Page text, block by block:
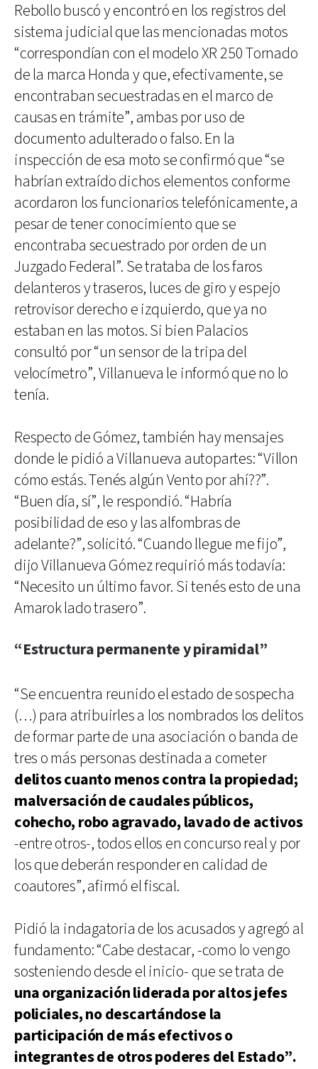
Rebollo buscó y encontró en los registros del
sistema judicial que las mencionadas motos
“correspondían con el modelo XR 250 Tornado
de la marca Honda y que, efectivamente, se
encontraban secuestradas en el marco de
causas en trámite”, ambas por uso de
documento adulterado o falso. En la
inspección de esa moto se confirmó que “se
habrían extraído dichos elementos conforme
acordaron los funcionarios telefónicamente, a
pesar de tener conocimiento que se
encontraba secuestrado por orden de un
Juzgado Federal”. Se trataba de los faros
delanteros y traseros, luces de giro y espejo
retrovisor derecho e izquierdo, que ya no
estaban en las motos. Si bien Palacios
consultó por “un sensor de la tripa del
velocímetro”, Villanueva le informó que no lo
tenía.
Respecto de Gómez, también hay mensajes
donde le pidió a Villanueva autopartes: “Villon
cómo estás. Tenés algún Vento por ahí??”.
“Buen día, sí”, le respondió. “Habría
posibilidad de eso y las alfombras de
adelante?”, solicitó. “Cuando llegue me fijo”,
dijo Villanueva Gómez requirió más todavía:
“Necesito un último favor. Si tenés esto de una
Amarok lado trasero”.
“Estructura permanente y piramidal”
“Se encuentra reunido el estado de sospecha
(…) para atribuirles a los nombrados los delitos
de formar parte de una asociación o banda de
tres o más personas destinada a cometer
delitos cuanto menos contra la propiedad;
malversación de caudales públicos,
cohecho, robo agravado, lavado de activos
-entre otros-, todos ellos en concurso real y por
los que deberán responder en calidad de
coautores”, afirmó el fiscal.
Pidió la indagatoria de los acusados y agregó al
fundamento: “Cabe destacar, -como lo vengo
sosteniendo desde el inicio- que se trata de
una organización liderada por altos jefes
policiales, no descartándose la
participación de más efectivos o
integrantes de otros poderes del Estado”.